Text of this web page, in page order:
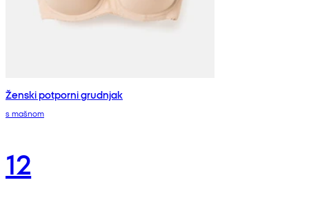
Ženski potporni grudnjak
s mašnom
12